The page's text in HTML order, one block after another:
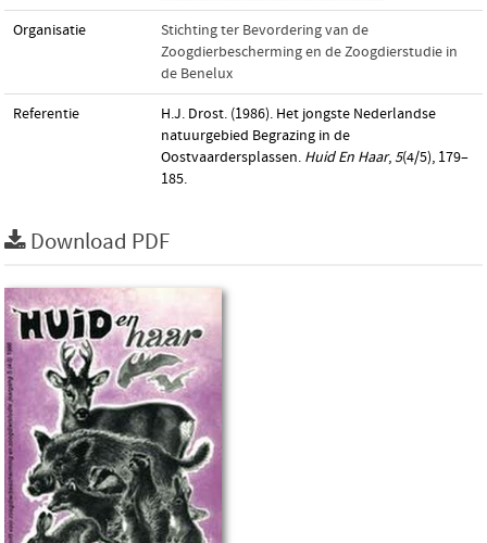
Organisatie
Stichting ter Bevordering van de
Zoogdierbescherming en de Zoogdierstudie in
de Benelux
Referentie
H.J. Drost. (1986). Het jongste Nederlandse
natuurgebied Begrazing in de
Oostvaardersplassen. Huid En Haar,5(4/5), 179–
185.
Download PDF